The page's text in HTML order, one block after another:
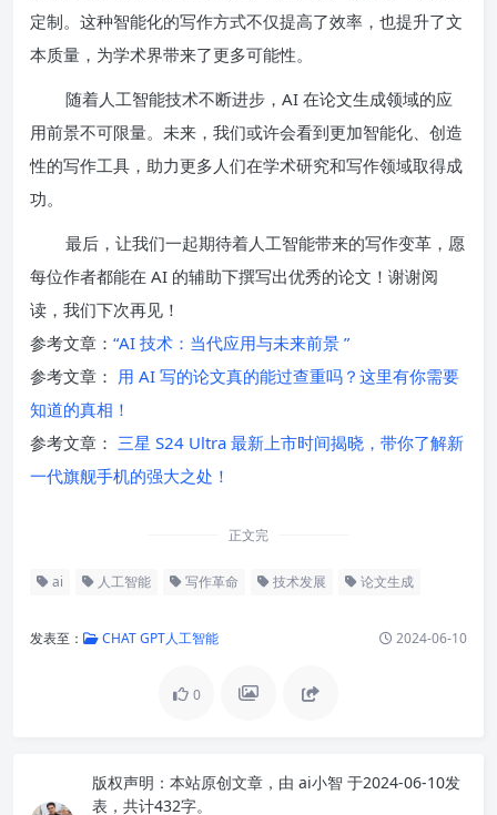
定制。这种智能化的写作方式不仅提高了效率，也提升了文
本质量，为学术界带来了更多可能性。
随着人工智能技术不断进步，AI 在论文生成领域的应
用前景不可限量。未来，我们或许会看到更加智能化、创造
性的写作工具，助力更多人们在学术研究和写作领域取得成
功。
最后，让我们一起期待着人工智能带来的写作变革，愿
每位作者都能在 AI 的辅助下撰写出优秀的论文！谢谢阅
读，我们下次再见！
参考文章： “AI 技术：当代应用与未来前景 ”
参考文章： 用 AI 写的论文真的能过查重吗？这里有你需要
知道的真相！
参考文章： 三星 S24 Ultra 最新上市时间揭晓，带你了解新
一代旗舰手机的强大之处！
正文完
ai 人工智能 写作革命 技术发展 论文生成
发表至： CHAT GPT人工智能 2024-06-10
0
版权声明： 本站原创文章，由 ai小智 于2024-06-10发
表，共计432字。